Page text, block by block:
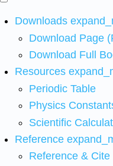
Downloads
Download Page
Download Full
Resources
Periodic Table
Physics
Scientific
Reference
Reference & Cite